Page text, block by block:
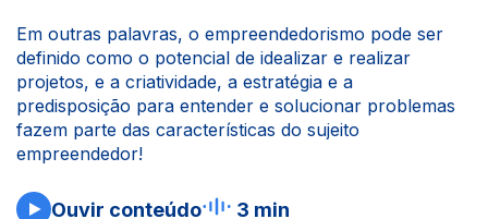
Em outras palavras, o empreendedorismo pode ser
definido como o potencial de idealizar e realizar
projetos, e a criatividade, a estratégia e a
predisposição para entender e solucionar problemas
fazem parte das características do sujeito
empreendedor!
Ouvir conteúdo 3 min